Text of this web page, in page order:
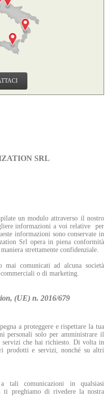
SRL
un modulo attraverso il nostro
informazioni a voi relative per
informazioni sono conservate in
Srl opera in piena conformità
strettamente confidenziale.
comunicati ad alcuna società
o di marketing.
, (UE) n. 2016/679
a proteggere e rispettare la tua
personali solo per amministrare il
che hai richiesto. Di volta in
prodotti e servizi, nonché su altri
tali comunicazioni in qualsiasi
ti preghiamo di rivedere la nostra